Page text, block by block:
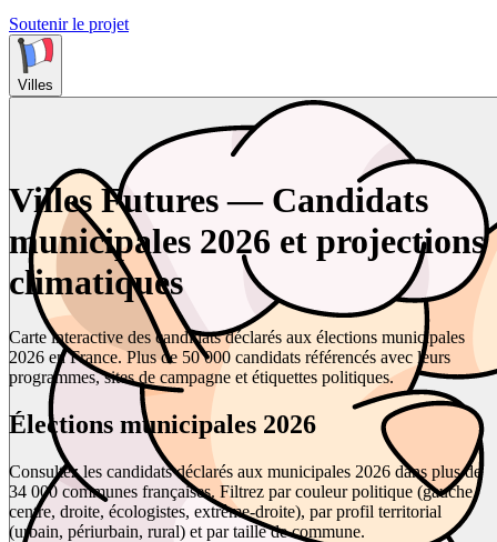
Soutenir le projet
Villes
Villes Futures — Candidats
municipales 2026 et projections
climatiques
Carte interactive des candidats déclarés aux élections municipales
2026 en France. Plus de 50 000 candidats référencés avec leurs
programmes, sites de campagne et étiquettes politiques.
Élections municipales 2026
Consultez les candidats déclarés aux municipales 2026 dans plus de
34 000 communes françaises. Filtrez par couleur politique (gauche,
centre, droite, écologistes, extrême-droite), par profil territorial
(urbain, périurbain, rural) et par taille de commune.